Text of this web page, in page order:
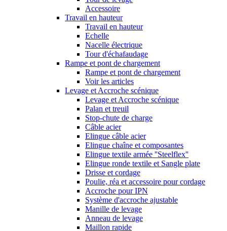
Accessoire
Travail en hauteur
Travail en hauteur
Echelle
Nacelle électrique
Tour d'échafaudage
Rampe et pont de chargement
Rampe et pont de chargement
Voir les articles
Levage et Accroche scénique
Levage et Accroche scénique
Palan et treuil
Stop-chute de charge
Câble acier
Elingue câble acier
Elingue chaîne et composantes
Elingue textile armée ''Steelflex''
Elingue ronde textile et Sangle plate
Drisse et cordage
Poulie, réa et accessoire pour cordage
Accroche pour IPN
Système d'accroche ajustable
Manille de levage
Anneau de levage
Maillon rapide